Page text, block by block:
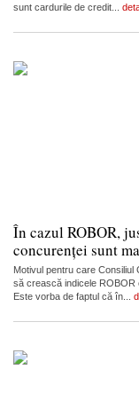
sunt cardurile de credit...
În cazul ROBOR,
concurenței sunt
Motivul pentru care Consiliul
să crească indicele ROBOR
Este vorba de faptul că în...